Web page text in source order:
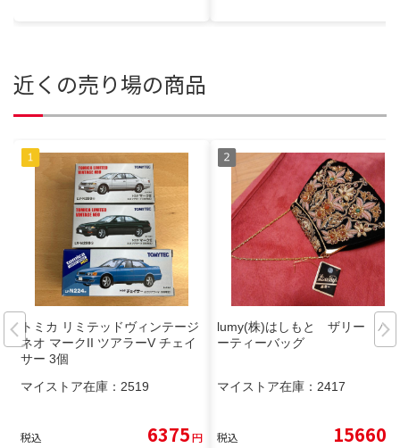
近くの売り場の商品
トミカ リミテッドヴィンテージ
ネオ マークII ツアラーV チェイ
サー 3個
マイストア在庫： 2519
税込 6375円
lumy(株)はしもと ザリー パ
ーティーバッグ
マイストア在庫： 2417
税込 15660